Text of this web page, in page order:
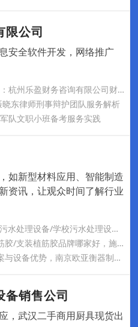
限公司
安全软件开发，网络推广
账务100%准确与24小时响应：杭州乐盈财务咨询有限公司财税服务实践
东律师刑事辩护团队服务解析
队文职小班备考服务实践
如新型材料应用、智能制造
资讯，让观众时间了解行业
2025生活污水处理设备/医疗污水处理设备/学校污水处理设备生产厂家口碑推荐，恒净源生产净水、废气处理设备等，产品多元化，满足不同环境治理需求
2025年注射式植筋胶/A级植筋胶/支装植筋胶品牌哪家好，施邦实业拥有先进生产设备，技术骨干团队强大，产品性能超国标，安全有保障。
2025年地磅厂家专业解决方案与设备优势，南京欧亚衡器制造有限公司实力解析
备销售公司
，武汉二手商用厨具现货出